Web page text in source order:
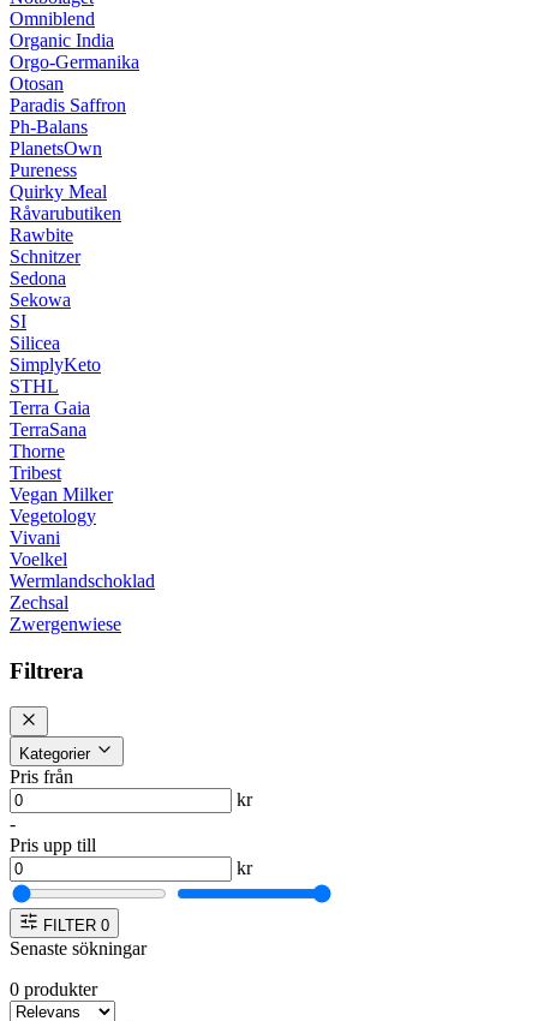
Omniblend
Organic India
Orgo-Germanika
Otosan
Paradis Saffron
Ph-Balans
PlanetsOwn
Pureness
Quirky Meal
Råvarubutiken
Rawbite
Schnitzer
Sedona
Sekowa
SI
Silicea
SimplyKeto
STHL
Terra Gaia
TerraSana
Thorne
Tribest
Vegan Milker
Vegetology
Vivani
Voelkel
Wermlandschoklad
Zechsal
Zwergenwiese
Filtrera
Kategorier
Pris från
kr
-
Pris upp till
kr
FILTER 0
Senaste sökningar
0 produkter